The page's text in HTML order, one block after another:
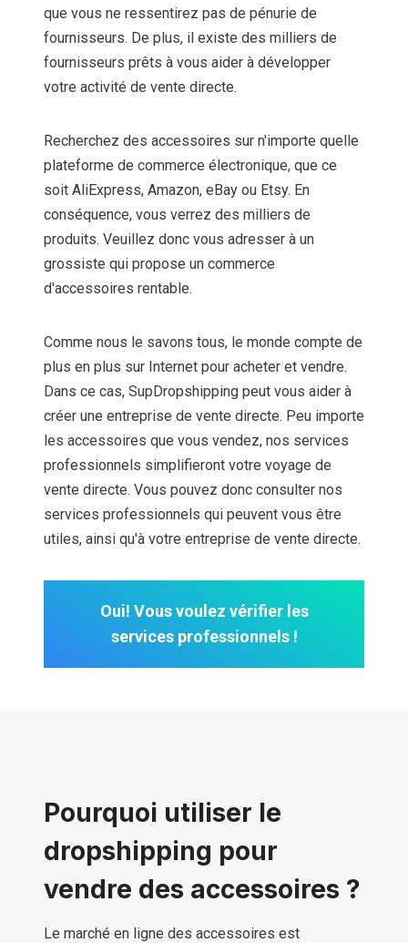
que vous ne ressentirez pas de pénurie de
fournisseurs. De plus, il existe des milliers de
fournisseurs prêts à vous aider à développer
votre activité de vente directe.
Recherchez des accessoires sur n'importe quelle
plateforme de commerce électronique, que ce
soit AliExpress, Amazon, eBay ou Etsy. En
conséquence, vous verrez des milliers de
produits. Veuillez donc vous adresser à un
grossiste qui propose un commerce
d'accessoires rentable.
Comme nous le savons tous, le monde compte de
plus en plus sur Internet pour acheter et vendre.
Dans ce cas, SupDropshipping peut vous aider à
créer une entreprise de vente directe. Peu importe
les accessoires que vous vendez, nos services
professionnels simplifieront votre voyage de
vente directe. Vous pouvez donc consulter nos
services professionnels qui peuvent vous être
utiles, ainsi qu'à votre entreprise de vente directe.
Oui! Vous voulez vérifier les
services professionnels !
Pourquoi utiliser le
dropshipping pour
vendre des accessoires ?
Le marché en ligne des accessoires est